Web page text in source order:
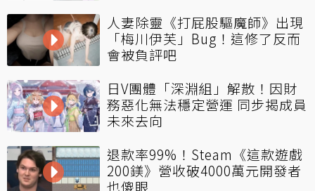
人妻除靈《打屁股驅魔師》出現
「梅川伊芙」Bug！這修了反而
會被負評吧
日V團體「深淵組」解散！因財
務惡化無法穩定營運 同步揭成員
未來去向
退款率99%！Steam《這款遊戲
200鎂》營收破4000萬元開發者
也傻眼